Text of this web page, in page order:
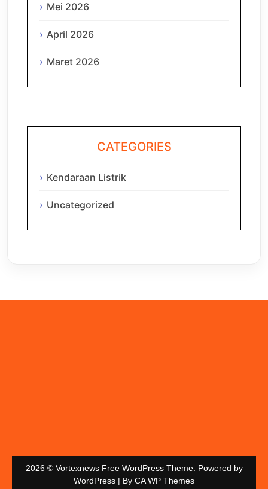
Mei 2026
April 2026
Maret 2026
CATEGORIES
Kendaraan Listrik
Uncategorized
2026 © Vortexnews Free WordPress Theme. Powered by
WordPress | By CA WP Themes